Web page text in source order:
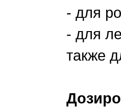
- для
- для
также